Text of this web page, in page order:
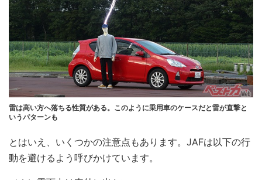
雷は高い方へ落ちる性質がある。このように乗用車のケースだと雷が直撃と
いうパターンも
とはいえ、いくつかの注意点もあります。JAFは以下の行
動を避けるよう呼びかけています。